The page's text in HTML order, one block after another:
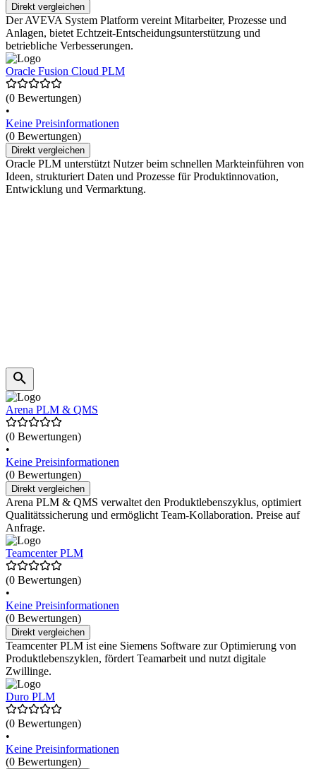
Direkt vergleichen
Der AVEVA System Platform vereint Mitarbeiter, Prozesse und
Anlagen, bietet Echtzeit-Entscheidungsunterstützung und
betriebliche Verbesserungen.
Oracle Fusion Cloud PLM
(0 Bewertungen)
•
Keine Preisinformationen
(0 Bewertungen)
Direkt vergleichen
Oracle PLM unterstützt Nutzer beim schnellen Markteinführen von
Ideen, strukturiert Daten und Prozesse für Produktinnovation,
Entwicklung und Vermarktung.
Arena PLM & QMS
(0 Bewertungen)
•
Keine Preisinformationen
(0 Bewertungen)
Direkt vergleichen
Arena PLM & QMS verwaltet den Produktlebenszyklus, optimiert
Qualitätssicherung und ermöglicht Team-Kollaboration. Preise auf
Anfrage.
Teamcenter PLM
(0 Bewertungen)
•
Keine Preisinformationen
(0 Bewertungen)
Direkt vergleichen
Teamcenter PLM ist eine Siemens Software zur Optimierung von
Produktlebenszyklen, fördert Teamarbeit und nutzt digitale
Zwillinge.
Duro PLM
(0 Bewertungen)
•
Keine Preisinformationen
(0 Bewertungen)